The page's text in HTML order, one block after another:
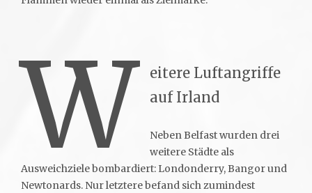
W
eitere Luftangriffe
auf Irland
Neben Belfast wurden drei
weitere Städte als
Ausweichziele bombardiert: Londonderry, Bangor und
Newtonards. Nur letztere befand sich zumindest